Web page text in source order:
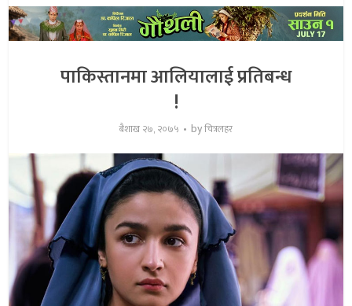
पाकिस्तानमा आलियालाई प्रतिबन्ध
!
बैशाख २७, २०७५ byचित्रलहर